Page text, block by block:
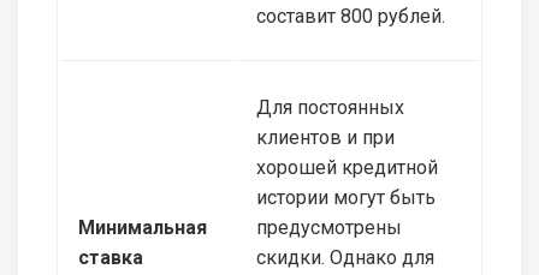
составит 800 рублей.
Минимальная
ставка
Для постоянных
клиентов и при
хорошей кредитной
истории могут быть
предусмотрены
скидки. Однако для